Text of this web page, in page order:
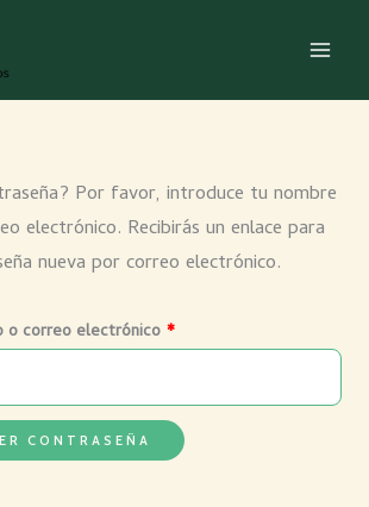
Por favor, introduce tu nombre
electrónico. Recibirás un enlace para
nueva por correo electrónico.
o correo electrónico *
CONTRASEÑA